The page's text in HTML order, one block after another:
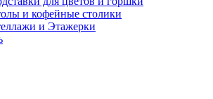
и кофейные столики
и Этажерки